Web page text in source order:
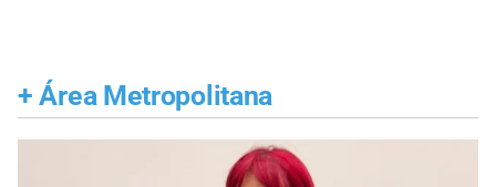
+ Área Metropolitana